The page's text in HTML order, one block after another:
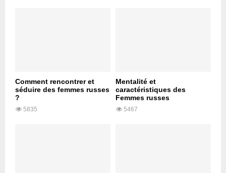
Comment rencontrer et
séduire des femmes russes
?
5835
Mentalité et
caractéristiques des
Femmes russes
5467